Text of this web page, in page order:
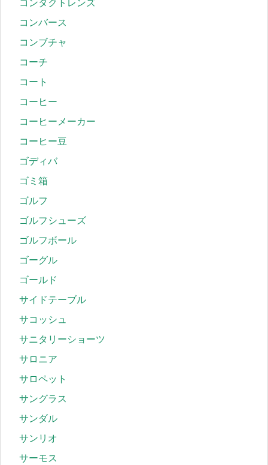
コンタクトレンズ
コンバース
コンブチャ
コーチ
コート
コーヒー
コーヒーメーカー
コーヒー豆
ゴディバ
ゴミ箱
ゴルフ
ゴルフシューズ
ゴルフボール
ゴーグル
ゴールド
サイドテーブル
サコッシュ
サニタリーショーツ
サロニア
サロペット
サングラス
サンダル
サンリオ
サーモス